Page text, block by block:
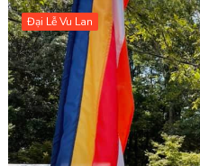
Đại Lễ Vu Lan